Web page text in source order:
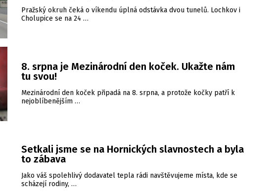
Pražský okruh čeká o víkendu úplná odstávka dvou tunelů. Lochkov i
Cholupice se na 24 …
8. srpna je Mezinárodní den koček. Ukažte nám
tu svou!
Mezinárodní den koček připadá na 8. srpna, a protože kočky patří k
nejoblíbenějším …
Setkali jsme se na Hornických slavnostech a byla
to zábava
Jako váš spolehlivý dodavatel tepla rádi navštěvujeme místa, kde se
scházejí rodiny, …